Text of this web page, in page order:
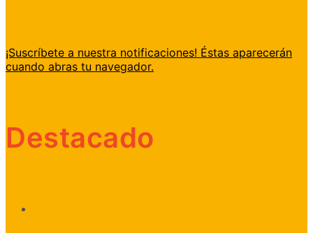
¡Suscríbete a nuestra notificaciones! Éstas aparecerán
cuando abras tu navegador.
Destacado